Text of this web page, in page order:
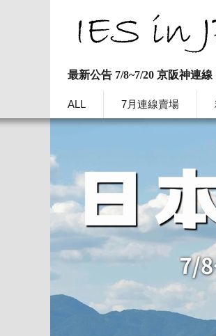
ALL 7月連線賣場
最新公告 7/8~7/20 京阪神連